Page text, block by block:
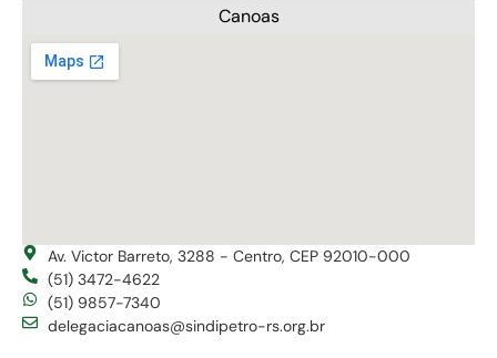
Canoas
Av. Victor Barreto, 3288 - Centro, CEP 92010-000
(51) 3472-4622
(51) 9857-7340
delegaciacanoas@sindipetro-rs.org.br